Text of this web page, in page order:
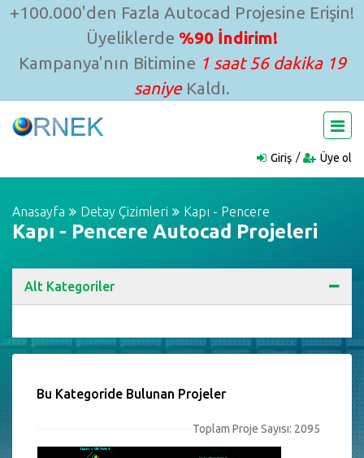
+100.000'den Fazla Autocad Projesine Erişin!
Üyeliklerde %90 İndirim!
Kampanya'nın Bitimine 1 saat 56 dakika 18
saniyeKaldı.
Giriş Üye ol
Anasayfa Detay Çizimleri Kapı - Pencere
Kapı - Pencere Autocad Projeleri
Alt Kategoriler
Bu Kategoride Bulunan Projeler
Toplam Proje Sayısı: 2095